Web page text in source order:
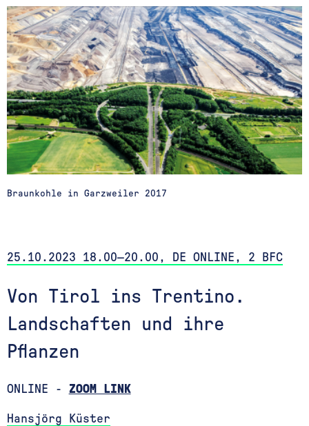
Braunkohle in Garzweiler 2017
25.10.2023 18.00—20.00, DE ONLINE, 2 BFC
Von Tirol ins Trentino.
Landschaften und ihre
Pflanzen
ONLINE - ZOOM LINK
Hansjörg Küster